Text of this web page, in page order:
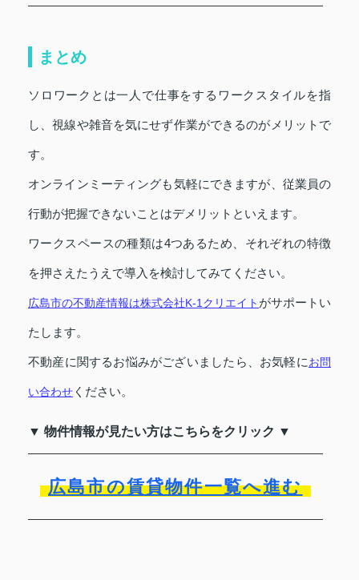
まとめ
ソロワークとは一人で仕事をするワークスタイルを指
し、視線や雑音を気にせず作業ができるのがメリットで
す。
オンラインミーティングも気軽にできますが、従業員の
行動が把握できないことはデメリットといえます。
ワークスペースの種類は4つあるため、それぞれの特徴
を押さえたうえで導入を検討してみてください。
広島市の不動産情報は株式会社K-1クリエイト がサポートい
たします。
不動産に関するお悩みがございましたら、お気軽にお問
い合わせ ください。
▼ 物件情報が見たい方はこちらをクリック ▼
広島市の賃貸物件一覧へ進む